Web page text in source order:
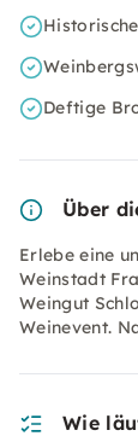
Deftige
Über
Erlebe eine
Weinstadt
Weingut
Weinevent.
Wie